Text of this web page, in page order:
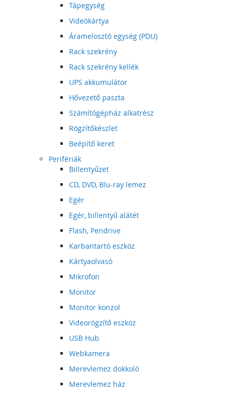
Tápegység
Videókártya
Áramelosztó egység (PDU)
Rack szekrény
Rack szekrény kellék
UPS akkumulátor
Hővezető paszta
Számítógépház alkatrész
Rögzítőkészlet
Beépítő keret
Perifériák
Billentyűzet
CD, DVD, Blu-ray lemez
Egér
Egér, billentyű alátét
Flash, Pendrive
Karbantartó eszköz
Kártyaolvasó
Mikrofon
Monitor
Monitor konzol
Videorögzítő eszköz
USB Hub
Webkamera
Merevlemez dokkoló
Merevlemez ház